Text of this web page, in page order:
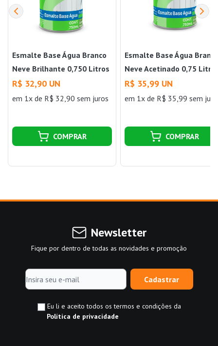
Esmalte Base Água Branco
Neve Brilhante 0,750 Litros
Fortex
R$ 32,90 UN
em 1x de R$ 32,90 sem juros
COMPRAR
Esmalte Base Água
Neve Acetinado 0,75
Fortex
R$ 35,99 UN
em 1x de R$ 35,99 sem
COMPRAR
Newsletter
Fique por dentro de todas as novidades e promoção
Cadastrar
Eu li e aceito todos os termos e condições da
Política de privacidade